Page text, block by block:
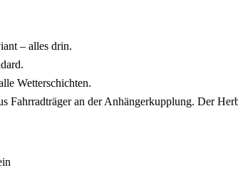
– alles drin.
Wetterschichten.
Fahrradträger an der Anhängerkupplung. Der